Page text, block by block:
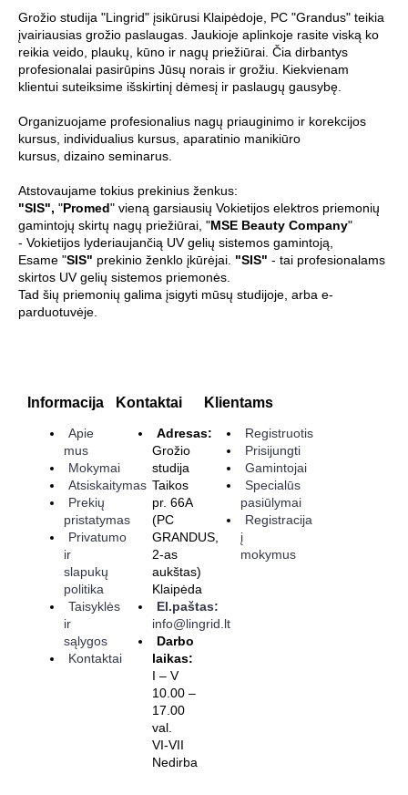
Grožio studija "Lingrid" įsikūrusi Klaipėdoje, PC "Grandus" teikia
įvairiausias grožio paslaugas. Jaukioje aplinkoje rasite viską ko
reikia veido, plaukų, kūno ir nagų priežiūrai. Čia dirbantys
profesionalai pasirūpins Jūsų norais ir grožiu. Kiekvienam
klientui suteiksime išskirtinį dėmesį ir paslaugų gausybę.
Organizuojame profesionalius nagų priauginimo ir korekcijos
kursus, individualius kursus, aparatinio manikiūro
kursus, dizaino seminarus.
Atstovaujame tokius prekinius ženkus:
"SIS", "Promed" vieną garsiausių Vokietijos elektros priemonių
gamintojų skirtų nagų priežiūrai, "MSE Beauty Company"
- Vokietijos lyderiaujančią UV gelių sistemos gamintoją,
Esame "SIS" prekinio ženklo įkūrėjai. "SIS" - tai profesionalams
skirtos UV gelių sistemos priemonės.
Tad šių priemonių galima įsigyti mūsų studijoje, arba e-
parduotuvėje.
Informacija
Apie
mus
Mokymai
Atsiskaitymas
Prekių
pristatymas
Privatumo
ir
slapukų
politika
Taisyklės
ir
sąlygos
Kontaktai
Kontaktai
Adresas:
Grožio
studija
Taikos
pr. 66A
(PC
GRANDUS,
2-as
aukštas)
Klaipėda
El.paštas:
info@lingrid.lt
Darbo
laikas:
I – V
10.00 –
17.00
val.
VI-VII
Nedirba
Klientams
Registruotis
Prisijungti
Gamintojai
Specialūs
pasiūlymai
Registracija
į
mokymus